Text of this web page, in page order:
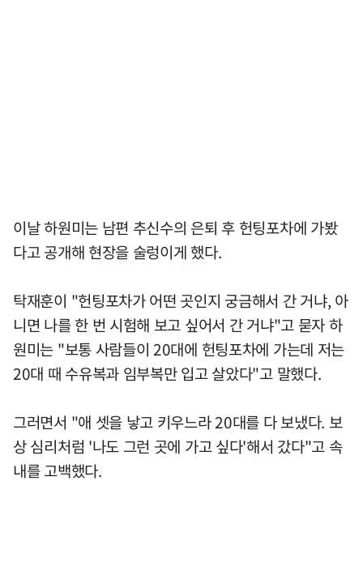
이날 하원미는 남편 추신수의 은퇴 후 헌팅포차에 가봤
다고 공개해 현장을 술렁이게 했다.
탁재훈이 "헌팅포차가 어떤 곳인지 궁금해서 간 거냐, 아
니면 나를 한 번 시험해 보고 싶어서 간 거냐"고 묻자 하
원미는 "보통 사람들이 20대에 헌팅포차에 가는데 저는
20대 때 수유복과 임부복만 입고 살았다"고 말했다.
그러면서 "애 셋을 낳고 키우느라 20대를 다 보냈다. 보
상 심리처럼 '나도 그런 곳에 가고 싶다'해서 갔다"고 속
내를 고백했다.